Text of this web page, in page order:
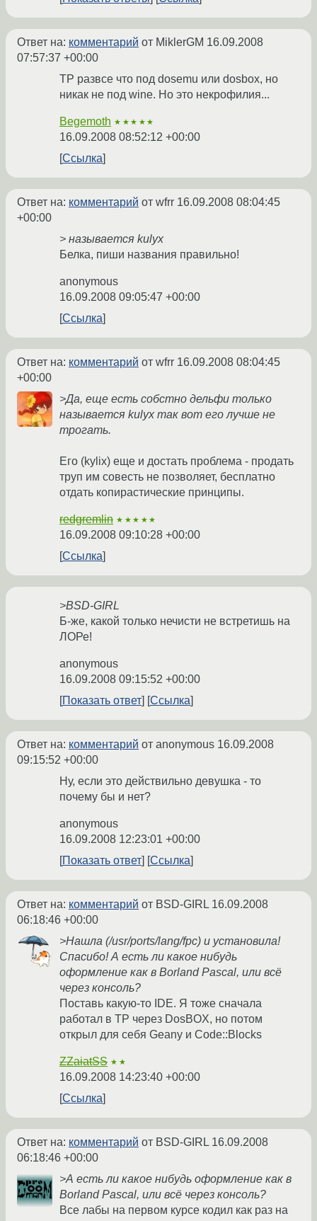
Ответ на: комментарий от MiklerGM 16.09.2008
07:57:37 +00:00
TP развсе что под dosemu или dosbox, но
никак не под wine. Но это некрофилия...
Begemoth ★★★★★
16.09.2008 08:52:12 +00:00
Ссылка
Ответ на: комментарий от wfrr 16.09.2008 08:04:45
+00:00
> называется kulyx
Белка, пиши названия правильно!
anonymous
16.09.2008 09:05:47 +00:00
Ссылка
Ответ на: комментарий от wfrr 16.09.2008 08:04:45
+00:00
>Да, еще есть собстно дельфи только
называется kulyx так вот его лучше не
трогать.
Его (kylix) еще и достать проблема - продать
труп им совесть не позволяет, бесплатно
отдать копирастические принципы.
redgremlin ★★★★★
16.09.2008 09:10:28 +00:00
Ссылка
>BSD-GIRL
Б-же, какой только нечисти не встретишь на
ЛОРе!
anonymous
16.09.2008 09:15:52 +00:00
Показать ответ
Ссылка
Ответ на: комментарий от anonymous 16.09.2008
09:15:52 +00:00
Ну, если это действильно девушка - то
почему бы и нет?
anonymous
16.09.2008 12:23:01 +00:00
Показать ответ
Ссылка
Ответ на: комментарий от BSD-GIRL 16.09.2008
06:18:46 +00:00
>Нашла (/usr/ports/lang/fpc) и установила!
Спасибо! А есть ли какое нибудь
оформление как в Borland Pascal, или всё
через консоль?
Поставь какую-то IDE. Я тоже сначала
работал в TP через DosBOX, но потом
открыл для себя Geany и Code::Blocks
ZZaiatSS ★★
16.09.2008 14:23:40 +00:00
Ссылка
Ответ на: комментарий от BSD-GIRL 16.09.2008
06:18:46 +00:00
>А есть ли какое нибудь оформление как в
Borland Pascal, или всё через консоль?
Все лабы на первом курсе кодил как раз на